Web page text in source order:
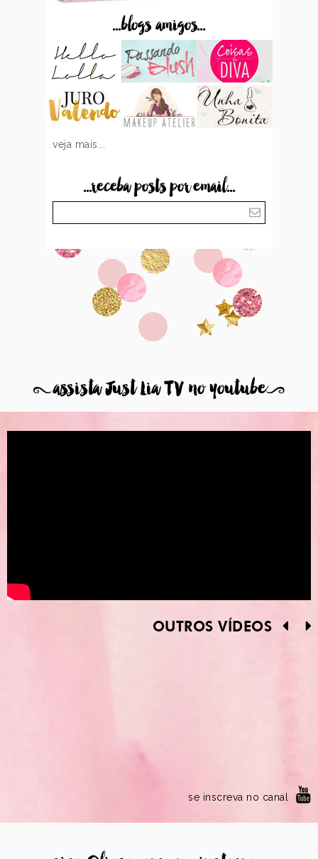
...blogs amigos...
veja mais...
...receba posts por email...
8assista Just Lia TV no youtube9
OUTROS VÍDEOS
se inscreva no canal